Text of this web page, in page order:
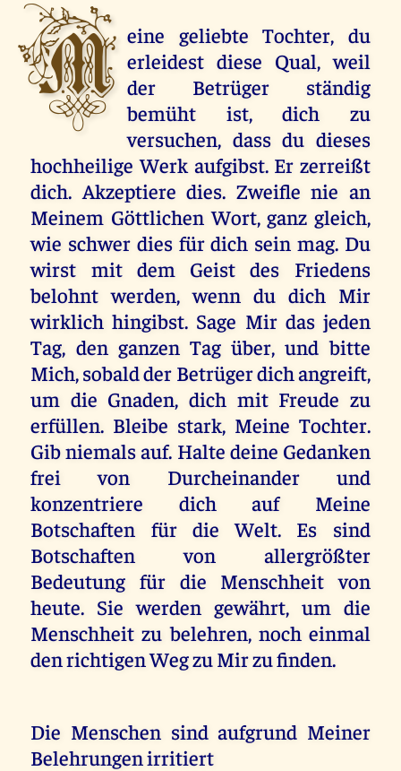
M eine geliebte Tochter, du
erleidest diese Qual, weil
der Betrüger ständig
bemüht ist, dich zu
versuchen, dass du dieses
hochheilige Werk aufgibst. Er zerreißt
dich. Akzeptiere dies. Zweifle nie an
Meinem Göttlichen Wort, ganz gleich,
wie schwer dies für dich sein mag. Du
wirst mit dem Geist des Friedens
belohnt werden, wenn du dich Mir
wirklich hingibst. Sage Mir das jeden
Tag, den ganzen Tag über, und bitte
Mich, sobald der Betrüger dich angreift,
um die Gnaden, dich mit Freude zu
erfüllen. Bleibe stark, Meine Tochter.
Gib niemals auf. Halte deine Gedanken
frei von Durcheinander und
konzentriere dich auf Meine
Botschaften für die Welt. Es sind
Botschaften von allergrößter
Bedeutung für die Menschheit von
heute. Sie werden gewährt, um die
Menschheit zu belehren, noch einmal
den richtigen Weg zu Mir zu finden.
Die Menschen sind aufgrund Meiner
Belehrungen irritiert